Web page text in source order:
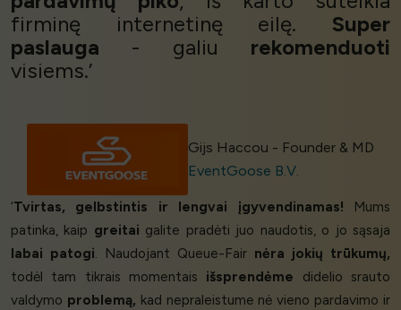
firminę internetinę eilę. Super
paslauga - galiu rekomenduoti
visiems.’
Gijs Haccou - Founder & MD
EventGoose B.V.
‘Tvirtas, gelbstintis ir lengvai įgyvendinamas! Mums
patinka, kaip greitai galite pradėti juo naudotis, o jo sąsaja
labai patogi. Naudojant Queue-Fair nėra jokių trūkumų,
todėl tam tikrais momentais išsprendėme didelio srauto
valdymo problemą, kad nepraleistume nė vieno pardavimo ir